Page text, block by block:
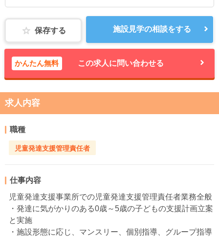
保存する 施設見学の相談をする
かんたん無料 この求人に問い合わせる
求人内容
職種
児童発達支援管理責任者
仕事内容
児童発達支援事業所での児童発達支援管理責任者業務全般
・発達に気がかりのある0歳～5歳の子どもの支援計画立案
と実施
・施設形態に応じ、マンスリー、個別指導、グループ指導